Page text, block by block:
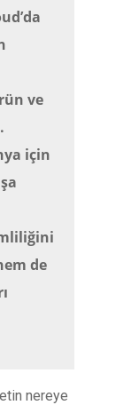
ve
için
de
nereye